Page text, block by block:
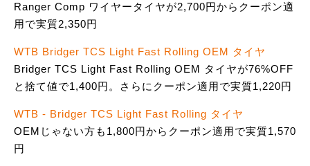
Ranger Comp ワイヤータイヤが2,700円からクーポン適
用で実質2,350円
WTB Bridger TCS Light Fast Rolling OEM タイヤ
Bridger TCS Light Fast Rolling OEM タイヤが76%OFF
と捨て値で1,400円。さらにクーポン適用で実質1,220円
WTB - Bridger TCS Light Fast Rolling タイヤ
OEMじゃない方も1,800円からクーポン適用で実質1,570
円